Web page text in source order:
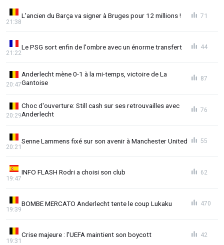
L'ancien du Barça va signer à Bruges pour 12 millions !
21:38
71
Le PSG sort enfin de l'ombre avec un énorme transfert
21:22
44
Anderlecht mène 0-1 à la mi-temps, victoire de La
Gantoise
20:47
87
Choc d'ouverture: Still cash sur ses retrouvailles avec
Anderlecht
20:29
76
Senne Lammens fixé sur son avenir à Manchester United
20:21
55
INFO FLASH Rodri a choisi son club
19:47
62
BOMBE MERCATO Anderlecht tente le coup Lukaku
19:39
470
Crise majeure : l'UEFA maintient son boycott
19:31
42